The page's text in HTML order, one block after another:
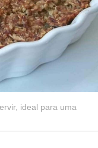
ideal para uma